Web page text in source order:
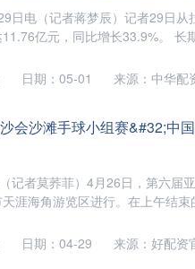
日电（记者蒋梦辰）记者29日从
亿元，同比增长33.9%。 长
日期：05-01 来源：中华配
会沙滩手球小组赛&#32;中国
记者莫荞菲）4月26日，第六届
涯海角游览区进行。在上午结
日期：04-29 来源：好配资